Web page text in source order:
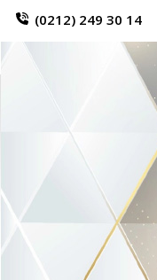
(0212) 249 30 14